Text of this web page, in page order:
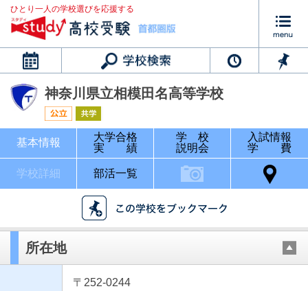
ひとり一人の学校選びを応援する
カレンダー
神奈川県立相模田名高等学校
基本情報
大学合格
実 績
学 校
説明会
入試情報
学 費
学校詳細 部活一覧
所在地
〒252-0244